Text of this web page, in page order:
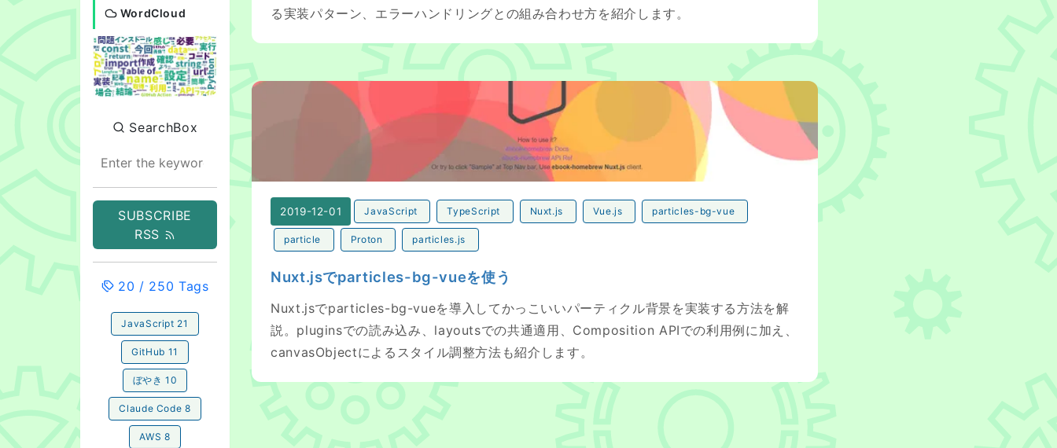
WordCloud
SearchBox
SUBSCRIBE
RSS
20 / 250 Tags
JavaScript 21
GitHub 11
ぼやき 10
Claude Code 8
AWS 8
る実装パターン、エラーハンドリングとの組み合わせ方を紹介します。
Nuxt.jsでparticles-bg-vueを使う
2019-12-01 JavaScript TypeScript Nuxt.js Vue.js particles-bg-vue
particle Proton particles.js
Nuxt.jsでparticles-bg-vueを使う
Nuxt.jsでparticles-bg-vueを導入してかっこいいパーティクル背景を実装する方法を解
説。pluginsでの読み込み、layoutsでの共通適用、Composition APIでの利用例に加え、
canvasObjectによるスタイル調整方法も紹介します。